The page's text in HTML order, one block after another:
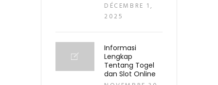
DÉCEMBRE 1,
2025
Informasi
Lengkap
Tentang Togel
dan Slot Online